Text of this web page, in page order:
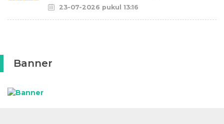
23-07-2026 pukul 13:16
Banner